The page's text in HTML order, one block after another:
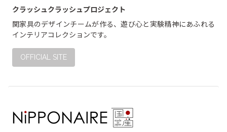
クラッシュクラッシュプロジェクト
関家具のデザインチームが作る、遊び心と実験精神にあふれる
インテリアコレクションです。
OFFICIAL SITE